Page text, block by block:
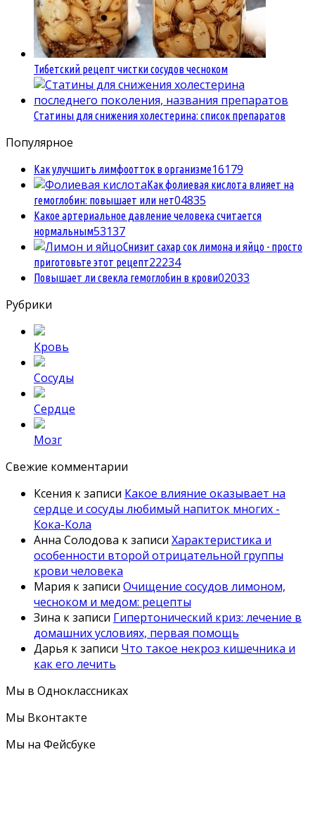
Тибетский рецепт чистки сосудов чесноком
Статины для снижения холестерина: список препаратов
Популярное
Как улучшить лимфоотток в организме16179
Как фолиевая кислота влияет на
гемоглобин: повышает или нет04835
Какое артериальное давление человека считается
нормальным53137
Снизит сахар сок лимона и яйцо - просто
приготовьте этот рецепт22234
Повышает ли свекла гемоглобин в крови02033
Рубрики
Кровь
Сосуды
Сердце
Мозг
Свежие комментарии
Ксения к записи Какое влияние оказывает на
сердце и сосуды любимый напиток многих -
Кока-Кола
Анна Солодова к записи Характеристика и
особенности второй отрицательной группы
крови человека
Мария к записи Очищение сосудов лимоном,
чесноком и медом: рецепты
Зина к записи Гипертонический криз: лечение в
домашних условиях, первая помощь
Дарья к записи Что такое некроз кишечника и
как его лечить
Мы в Одноклассниках
Мы Вконтакте
Мы на Фейсбуке